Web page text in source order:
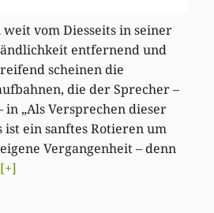
vom Diesseits in seiner
entfernend und
scheinen die
die der Sprecher –
in „Als Versprechen dieser
ist ein sanftes Rotieren um
Vergangenheit – denn
[+]